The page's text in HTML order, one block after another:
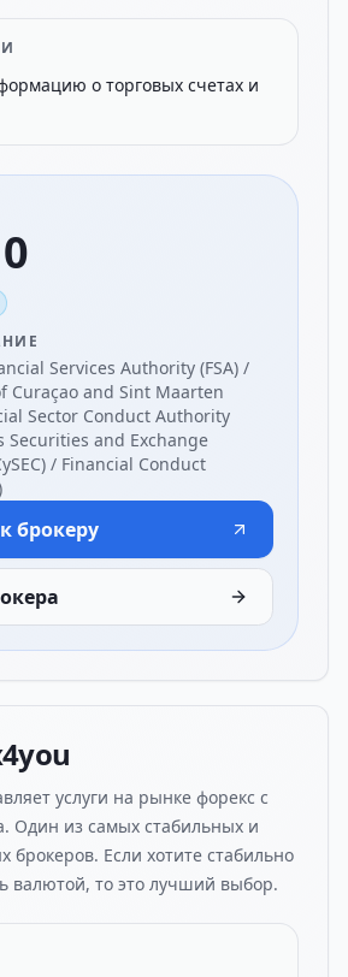
о торговых счетах и
Services Authority (FSA) /
Curaçao and Sint Maarten
Sector Conduct Authority
Securities and Exchange
/ Financial Conduct
брокеру
услуги на рынке форекс с
Один из самых стабильных и
брокеров. Если хотите стабильно
валютой, то это лучший выбор.